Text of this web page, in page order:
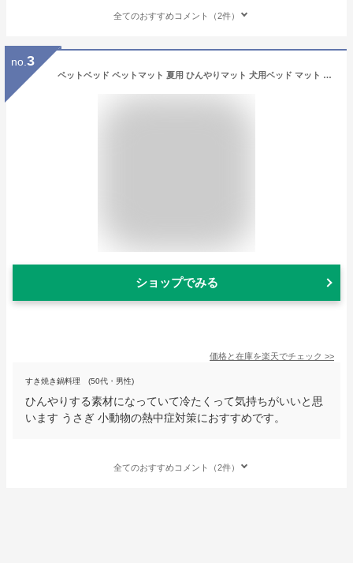
全てのおすすめコメント（2件）
no. 3
ペットベッド ペットマット 夏用 ひんやりマット 犬用ベッド マット ペット用 猫用ベッド アイスシルク生地 柔らかい 涼しい 夏対策 スクエアベッド クッション 屋内 暑さ対策 熱中症対策 丈夫 爽快 犬 ぐっすり眠る 涼感 ソフト クッション 通気性 Sサイズ
ショップでみる
価格と在庫を楽天でチェック >>
すき焼き鍋料理 (50代・男性)
ひんやりする素材になっていて冷たくって気持ちがいいと思
います うさぎ 小動物の熱中症対策におすすめです。
全てのおすすめコメント（2件）